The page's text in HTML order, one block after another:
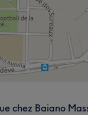
chez Baiano